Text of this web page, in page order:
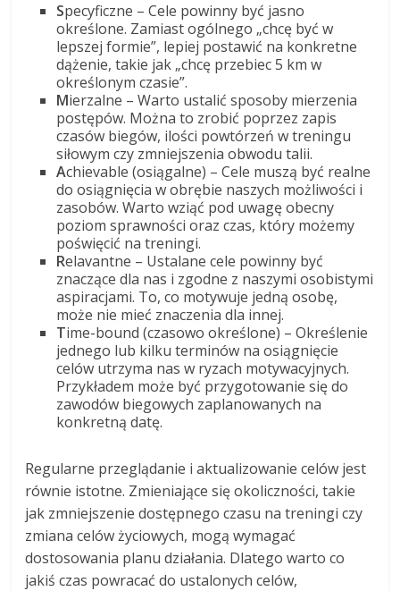
Specyficzne – Cele powinny być jasno
określone. Zamiast ogólnego „chcę być w
lepszej formie”, lepiej postawić na konkretne
dążenie, takie jak „chcę przebiec 5 km w
określonym czasie”.
Mierzalne – Warto ustalić sposoby mierzenia
postępów. Można to zrobić poprzez zapis
czasów biegów, ilości powtórzeń w treningu
siłowym czy zmniejszenia obwodu talii.
Achievable (osiągalne) – Cele muszą być realne
do osiągnięcia w obrębie naszych możliwości i
zasobów. Warto wziąć pod uwagę obecny
poziom sprawności oraz czas, który możemy
poświęcić na treningi.
Relavantne – Ustalane cele powinny być
znaczące dla nas i zgodne z naszymi osobistymi
aspiracjami. To, co motywuje jedną osobę,
może nie mieć znaczenia dla innej.
Time-bound (czasowo określone) – Określenie
jednego lub kilku terminów na osiągnięcie
celów utrzyma nas w ryzach motywacyjnych.
Przykładem może być przygotowanie się do
zawodów biegowych zaplanowanych na
konkretną datę.
Regularne przeglądanie i aktualizowanie celów jest
równie istotne. Zmieniające się okoliczności, takie
jak zmniejszenie dostępnego czasu na treningi czy
zmiana celów życiowych, mogą wymagać
dostosowania planu działania. Dlatego warto co
jakiś czas powracać do ustalonych celów,